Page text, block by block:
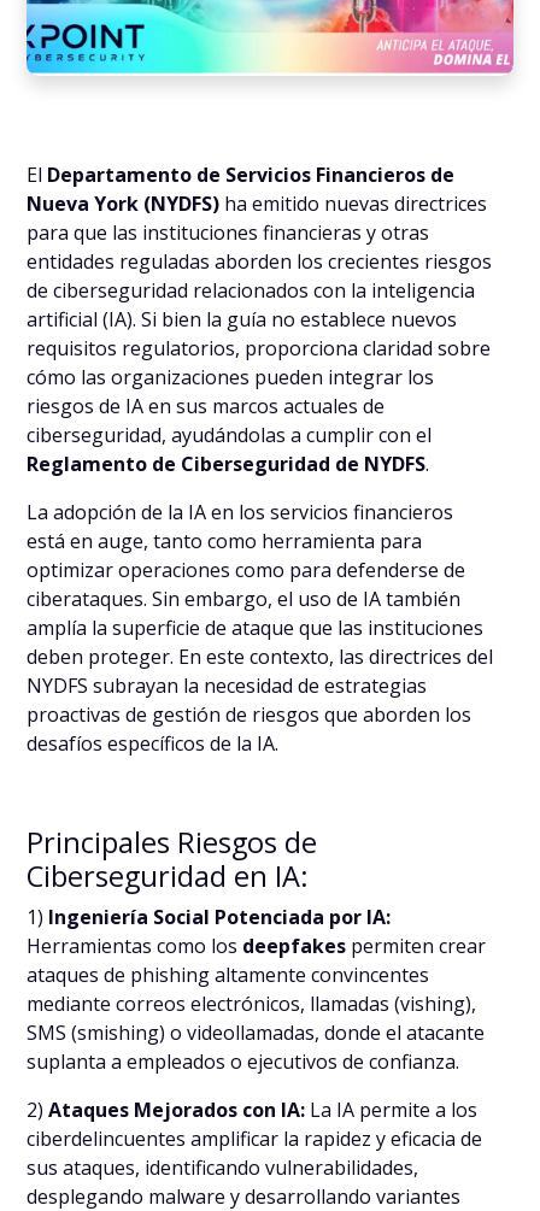
El Departamento de Servicios Financieros de
Nueva York (NYDFS) ha emitido nuevas directrices
para que las instituciones financieras y otras
entidades reguladas aborden los crecientes riesgos
de ciberseguridad relacionados con la inteligencia
artificial (IA). Si bien la guía no establece nuevos
requisitos regulatorios, proporciona claridad sobre
cómo las organizaciones pueden integrar los
riesgos de IA en sus marcos actuales de
ciberseguridad, ayudándolas a cumplir con el
Reglamento de Ciberseguridad de NYDFS.
La adopción de la IA en los servicios financieros
está en auge, tanto como herramienta para
optimizar operaciones como para defenderse de
ciberataques. Sin embargo, el uso de IA también
amplía la superficie de ataque que las instituciones
deben proteger. En este contexto, las directrices del
NYDFS subrayan la necesidad de estrategias
proactivas de gestión de riesgos que aborden los
desafíos específicos de la IA.
Principales Riesgos de
Ciberseguridad en IA:
1) Ingeniería Social Potenciada por IA:
Herramientas como los deepfakes permiten crear
ataques de phishing altamente convincentes
mediante correos electrónicos, llamadas (vishing),
SMS (smishing) o videollamadas, donde el atacante
suplanta a empleados o ejecutivos de confianza.
2)Ataques Mejorados con IA: La IA permite a los
ciberdelincuentes amplificar la rapidez y eficacia de
sus ataques, identificando vulnerabilidades,
desplegando malware y desarrollando variantes